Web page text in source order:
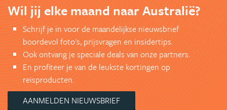
Wil jij elke maand naar Australië?
Schrijf je in voor de maandelijkse nieuwsbrief
boordevol foto's, prijsvragen en insidertips.
Ook ontvang je speciale deals van onze partners.
En profiteer je van de leukste kortingen op
reisproducten.
AANMELDEN NIEUWSBRIEF